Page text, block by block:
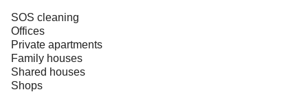
SOS cleaning
Offices
Private apartments
Family houses
Shared houses
Shops